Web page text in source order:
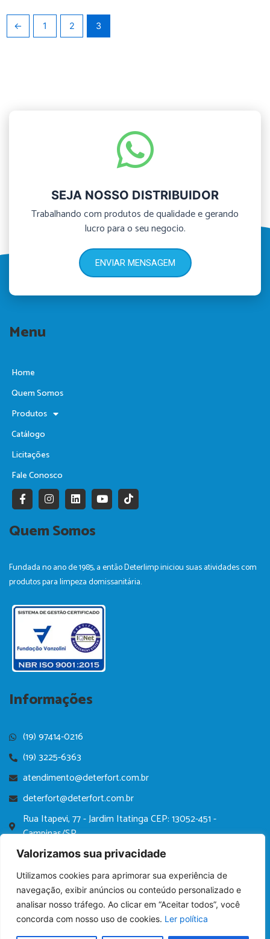
Valorizamos sua privacidade
Utilizamos cookies para aprimorar sua experiência de
navegação, exibir anúncios ou conteúdo personalizado e
analisar nosso tráfego. Ao clicar em “Aceitar todos”, você
concorda com nosso uso de cookies. Ler política
← 1 2 3
SEJA NOSSO DISTRIBUIDOR
Trabalhando com produtos de qualidade e gerando
lucro para o seu negocio.
ENVIAR MENSAGEM
Menu
Home
Quem Somos
Produtos
Catálogo
Licitações
Fale Conosco
F
a
c
b
k
-
f
I
n
s
a
m
L
i
n
e
Y
o
u
T
i
k
Quem Somos
Fundada no ano de 1985, a então Deterlimp iniciou suas atividades com
produtos para limpeza domissanitária.
Informações
(19) 97414-0216
(19) 3225-6363
atendimento@deterfort.com.br
deterfort@deterfort.com.br
Rua Itapevi, 77 - Jardim Itatinga CEP: 13052-451 -
Campinas/SP
Política de Privacidade